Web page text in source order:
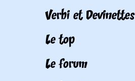
Verbi et Devinettes
Le top
Le forum